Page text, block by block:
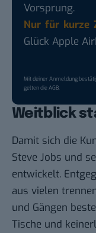
Vorsprung.
Nur für kurze
Glück Apple
Mit deiner Anmeldung
gelten dieAGB.
Weitblick
Damit sich die
Steve Jobs und
entwickelt.
aus vielen
und Gängen
Tische und